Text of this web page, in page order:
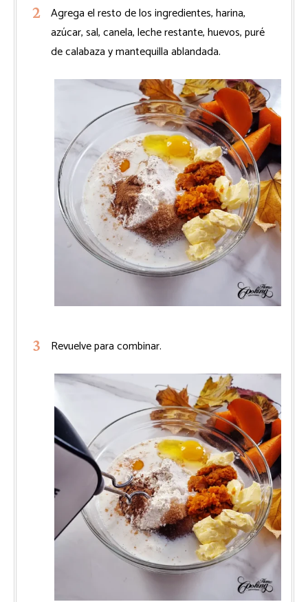
Agrega el resto de los ingredientes, harina,
azúcar, sal, canela, leche restante, huevos, puré
de calabaza y mantequilla ablandada.
Revuelve para combinar.